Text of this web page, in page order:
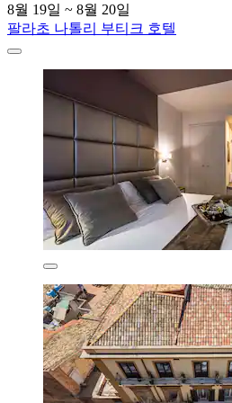
8월 19일 ~ 8월 20일
팔라초 나톨리 부티크 호텔